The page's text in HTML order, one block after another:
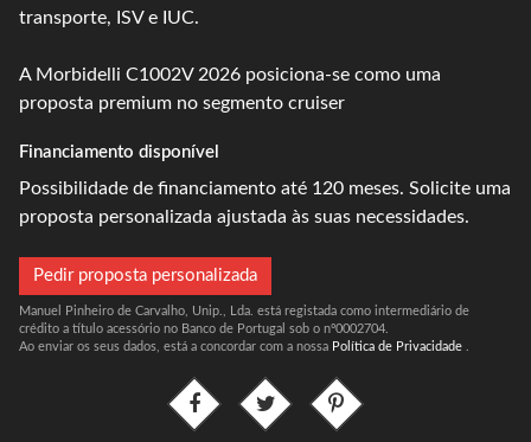
transporte, ISV e IUC.
A Morbidelli C1002V 2026 posiciona-se como uma
proposta premium no segmento cruiser
Financiamento disponível
Possibilidade de financiamento até 120 meses. Solicite uma
proposta personalizada ajustada às suas necessidades.
Pedir proposta personalizada
Manuel Pinheiro de Carvalho, Unip., Lda. está registada como intermediário de
crédito a título acessório no Banco de Portugal sob o nº0002704.
Ao enviar os seus dados, está a concordar com a nossa Política de Privacidade